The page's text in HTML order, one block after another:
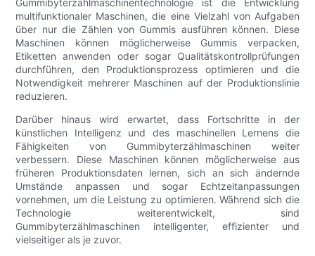
Gummibyterzählmaschinentechnologie ist die Entwicklung
multifunktionaler Maschinen, die eine Vielzahl von Aufgaben
über nur die Zählen von Gummis ausführen können. Diese
Maschinen können möglicherweise Gummis verpacken,
Etiketten anwenden oder sogar Qualitätskontrollprüfungen
durchführen, den Produktionsprozess optimieren und die
Notwendigkeit mehrerer Maschinen auf der Produktionslinie
reduzieren.
Darüber hinaus wird erwartet, dass Fortschritte in der
künstlichen Intelligenz und des maschinellen Lernens die
Fähigkeiten von Gummibyterzählmaschinen weiter
verbessern. Diese Maschinen können möglicherweise aus
früheren Produktionsdaten lernen, sich an sich ändernde
Umstände anpassen und sogar Echtzeitanpassungen
vornehmen, um die Leistung zu optimieren. Während sich die
Technologie weiterentwickelt, sind
Gummibyterzählmaschinen intelligenter, effizienter und
vielseitiger als je zuvor.